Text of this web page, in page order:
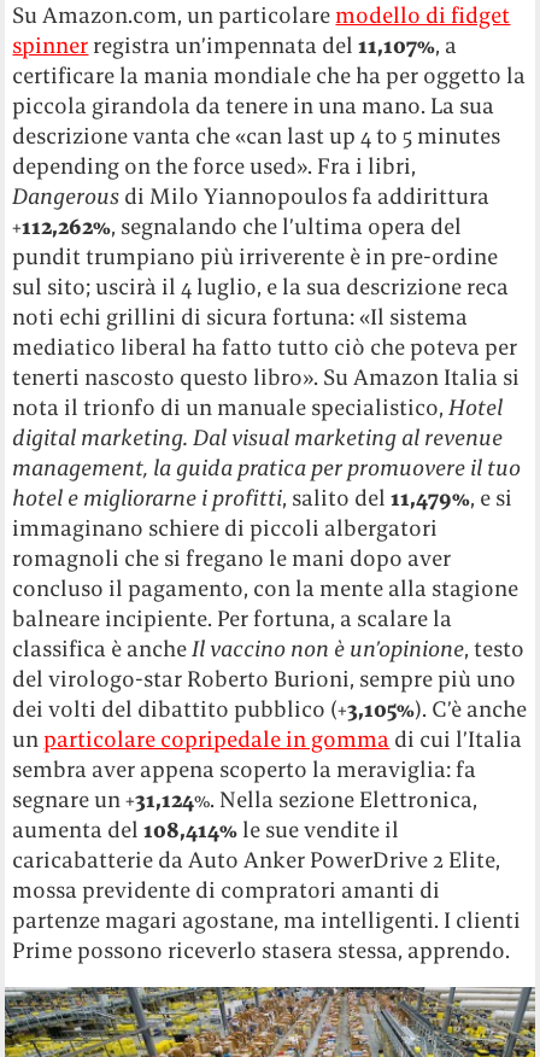
Su Amazon.com, un particolare modello di fidget
spinner registra un’impennata del11,107%, a
certificare la mania mondiale che ha per oggetto la
piccola girandola da tenere in una mano. La sua
descrizione vanta che «can last up 4 to 5 minutes
depending on the force used». Fra i libri,
Dangerous di Milo Yiannopoulos fa addirittura
+112,262%, segnalando che l’ultima opera del
pundit trumpiano più irriverente è in pre-ordine
sul sito; uscirà il 4 luglio, e la sua descrizione reca
noti echi grillini di sicura fortuna: «Il sistema
mediatico liberal ha fatto tutto ciò che poteva per
tenerti nascosto questo libro». Su Amazon Italia si
nota il trionfo di un manuale specialistico,Hotel
digital marketing. Dal visual marketing al revenue
management, la guida pratica per promuovere il tuo
hotel e migliorarne i profitti, salito del11,479%, e si
immaginano schiere di piccoli albergatori
romagnoli che si fregano le mani dopo aver
concluso il pagamento, con la mente alla stagione
balneare incipiente. Per fortuna, a scalare la
classifica è ancheIl vaccino non è un’opinione, testo
del virologo-star Roberto Burioni, sempre più uno
dei volti del dibattito pubblico (+3,105%). C’è anche
unparticolare copripedale in gomma di cui l’Italia
sembra aver appena scoperto la meraviglia: fa
segnare un +31,124%. Nella sezione Elettronica,
aumenta del108,414% le sue vendite il
caricabatterie da Auto Anker PowerDrive 2 Elite,
mossa previdente di compratori amanti di
partenze magari agostane, ma intelligenti. I clienti
Prime possono riceverlo stasera stessa, apprendo.